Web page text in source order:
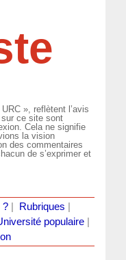
», reflètent l’avis
sur ce site sont
Cela ne signifie
la vision
des commentaires
de s’exprimer et
?| Rubriques
populaire